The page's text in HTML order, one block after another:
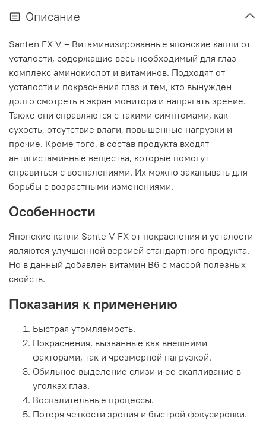
Описание
Santen FX V – Витаминизированные японские капли от
усталости, содержащие весь необходимый для глаз
комплекс аминокислот и витаминов. Подходят от
усталости и покраснения глаз и тем, кто вынужден
долго смотреть в экран монитора и напрягать зрение.
Также они справляются с такими симптомами, как
сухость, отсутствие влаги, повышенные нагрузки и
прочие. Кроме того, в состав продукта входят
антигистаминные вещества, которые помогут
справиться с воспалениями. Их можно закапывать для
борьбы с возрастными изменениями.
Особенности
Японские капли Sante V FX от покраснения и усталости
являются улучшенной версией стандартного продукта.
Но в данный добавлен витамин В6 с массой полезных
свойств.
Показания к применению
Быстрая утомляемость.
Покраснения, вызванные как внешними
факторами, так и чрезмерной нагрузкой.
Обильное выделение слизи и ее скапливание в
уголках глаз.
Воспалительные процессы.
Потеря четкости зрения и быстрой фокусировки.